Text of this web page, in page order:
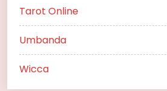
Tarot Online
Umbanda
Wicca